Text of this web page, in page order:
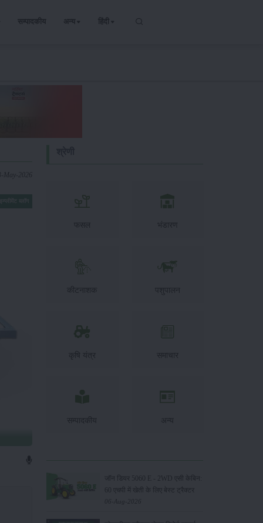
सम्पादकीय अन्य हिंदी
2026
फसल भंडारण
कीटनाशक पशुपालन
कृषि यंत्र समाचार
सम्पादकीय अन्य
जॉन डियर 5060 E - 2WD एसी केबिन:
60 एचपी में खेती के लिए बेस्ट ट्रैक्टर
06-Aug-2026